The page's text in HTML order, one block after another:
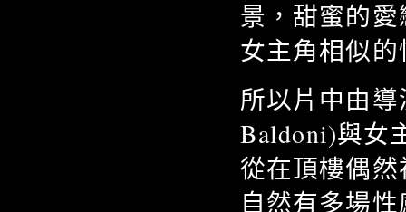
景，甜蜜的
女主角相似
所以片中由
Baldoni)與女
從在頂樓偶
自然有多場